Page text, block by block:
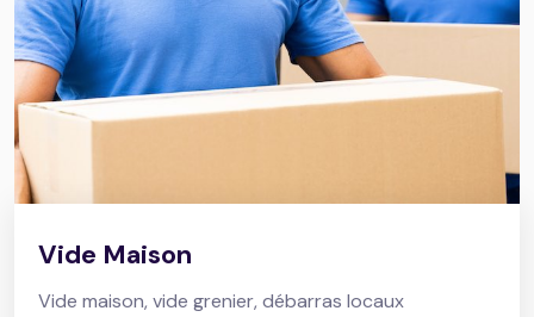
Vide Maison
Vide maison, vide grenier, débarras locaux